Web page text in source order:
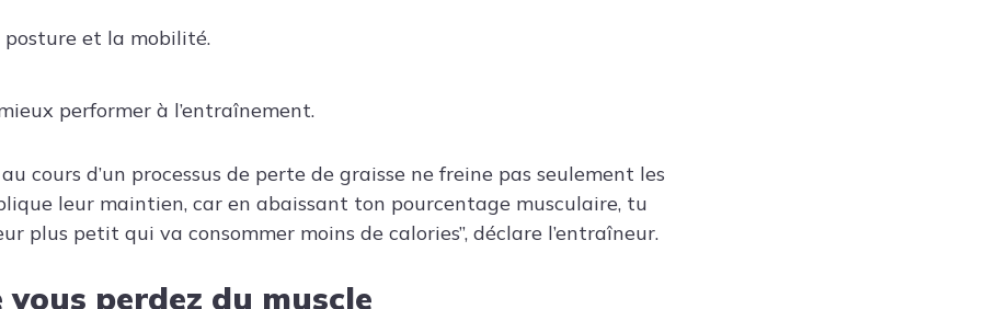
posture et la mobilité.
performer à l’entraînement.
cours d’un processus de perte de graisse ne freine pas seulement les
leur maintien, car en abaissant ton pourcentage musculaire, tu
plus petit qui va consommer moins de calories”, déclare l’entraîneur.
vous perdez du muscle